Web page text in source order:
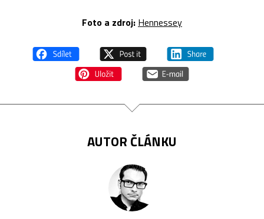
Foto a zdroj: Hennessey
AUTOR ČLÁNKU